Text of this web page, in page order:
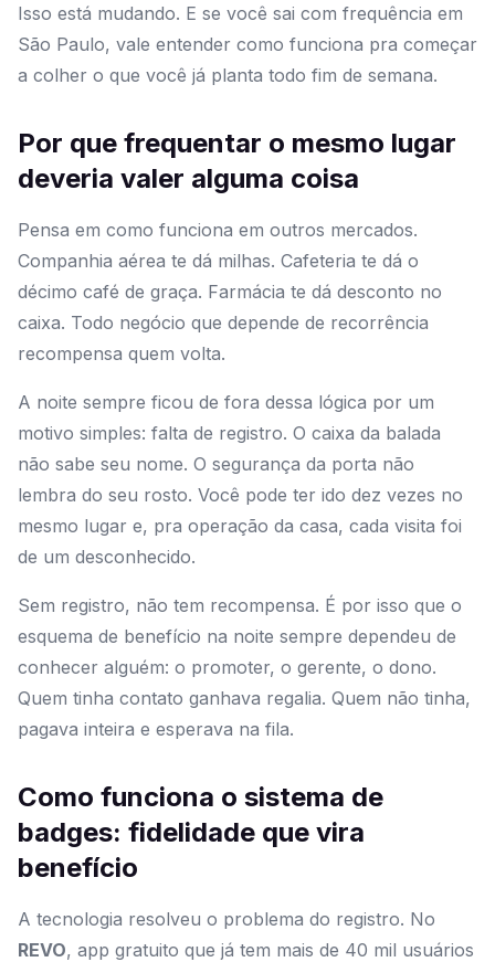
Isso está mudando. E se você sai com frequência em
São Paulo, vale entender como funciona pra começar
a colher o que você já planta todo fim de semana.
Por que frequentar o mesmo lugar
deveria valer alguma coisa
Pensa em como funciona em outros mercados.
Companhia aérea te dá milhas. Cafeteria te dá o
décimo café de graça. Farmácia te dá desconto no
caixa. Todo negócio que depende de recorrência
recompensa quem volta.
A noite sempre ficou de fora dessa lógica por um
motivo simples: falta de registro. O caixa da balada
não sabe seu nome. O segurança da porta não
lembra do seu rosto. Você pode ter ido dez vezes no
mesmo lugar e, pra operação da casa, cada visita foi
de um desconhecido.
Sem registro, não tem recompensa. É por isso que o
esquema de benefício na noite sempre dependeu de
conhecer alguém: o promoter, o gerente, o dono.
Quem tinha contato ganhava regalia. Quem não tinha,
pagava inteira e esperava na fila.
Como funciona o sistema de
badges: fidelidade que vira
benefício
A tecnologia resolveu o problema do registro. No
REVO, app gratuito que já tem mais de 40 mil usuários